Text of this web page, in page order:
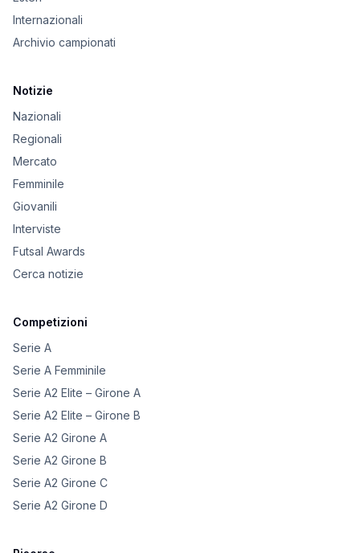
Internazionali
Archivio campionati
Notizie
Nazionali
Regionali
Mercato
Femminile
Giovanili
Interviste
Futsal Awards
Cerca notizie
Competizioni
Serie A
Serie A Femminile
Serie A2 Elite – Girone A
Serie A2 Elite – Girone B
Serie A2 Girone A
Serie A2 Girone B
Serie A2 Girone C
Serie A2 Girone D